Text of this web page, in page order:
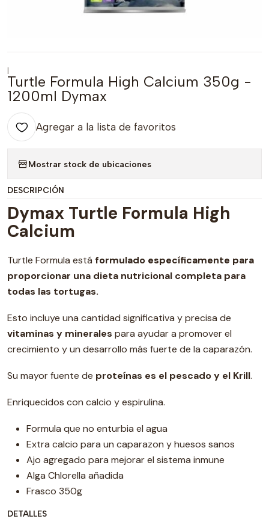
|
Turtle Formula High Calcium 350g -
1200ml Dymax
Agregar a la lista de favoritos
Mostrar stock de ubicaciones
DESCRIPCIÓN
Dymax Turtle Formula High
Calcium
Turtle Formula está formulado específicamente para
proporcionar una dieta nutricional completa para
todas las tortugas.
Esto incluye una cantidad significativa y precisa de
vitaminas y minerales para ayudar a promover el
crecimiento y un desarrollo más fuerte de la caparazón.
Su mayor fuente de proteínas es el pescado y el Krill.
Enriquecidos con calcio y espirulina.
Formula que no enturbia el agua
Extra calcio para un caparazon y huesos sanos
Ajo agregado para mejorar el sistema inmune
Alga Chlorella añadida
Frasco 350g
DETALLES